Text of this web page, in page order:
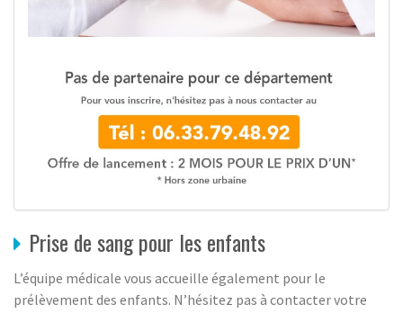
Prise de sang pour les enfants
L’équipe médicale vous accueille également pour le
prélèvement des enfants. N’hésitez pas à contacter votre